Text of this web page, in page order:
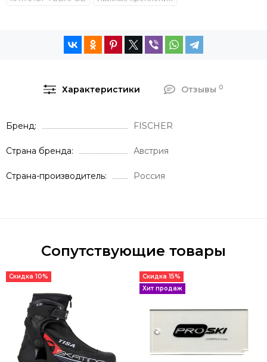
Характеристики Отзывы 0
Бренд FISCHER
Страна бренда Австрия
Страна-производитель Россия
Сопутствующие товары
Скидка 10%
Скидка 15%
Хит продаж